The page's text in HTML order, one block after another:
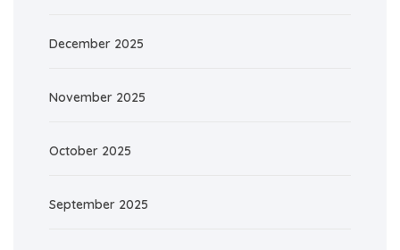
December 2025
November 2025
October 2025
September 2025